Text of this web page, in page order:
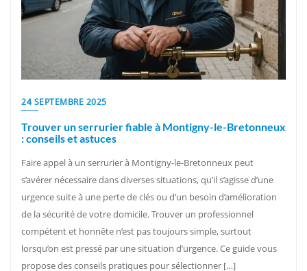
24 SEPTEMBRE 2025
Trouver un serrurier fiable à Montigny-le-Bretonneux
: conseils et astuces
Faire appel à un serrurier à Montigny-le-Bretonneux peut
s’avérer nécessaire dans diverses situations, qu’il s’agisse d’une
urgence suite à une perte de clés ou d’un besoin d’amélioration
de la sécurité de votre domicile. Trouver un professionnel
compétent et honnête n’est pas toujours simple, surtout
lorsqu’on est pressé par une situation d’urgence. Ce guide vous
propose des conseils pratiques pour sélectionner […]